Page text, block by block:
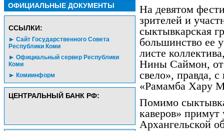
ОФИЦИАЛЬНЫЕ ДОКУМЕНТЫ
CСЫЛКИ:
Сайт Государственного Совета
Республики Коми
Официальный сервер Республики
Коми
Комиинформ
ЦЕНТРАЛЬНЫЙ БАНК РФ:
На девятом
зрителей и
сыктывкарская
большинство ее
листе
Нины Саймон,
свело», правда, с
«Рамамба Хару
Помимо
каверов»
Архангельской